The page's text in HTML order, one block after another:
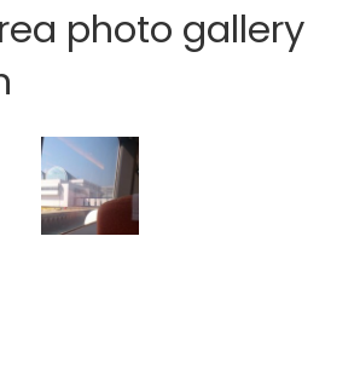
photo gallery